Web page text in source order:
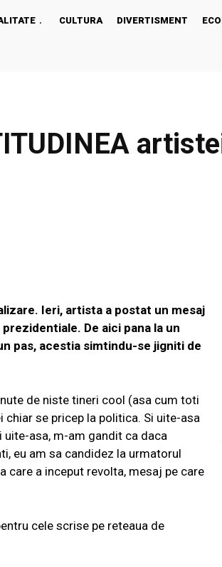
CULTURA DIVERTISMENT
Ieri, artista a postat un mesaj
De aici pana la un
pas, acestia simtindu-se jigniti de
de niste tineri cool (asa cum toti
se pricep la politica. Si uite-asa
uite-asa, m-am gandit ca daca
eu am sa candidez la urmatorul
care a inceput revolta, mesaj pe care
cele scrise pe reteaua de